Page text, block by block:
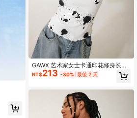
GAWX 艺术家女士卡通印花修身长袖
T 恤，春/夏图案 T 恤，适合假期、度
假、节日、伊比沙岛装扮、西方服饰
NT$213 -30% 最後 2 天